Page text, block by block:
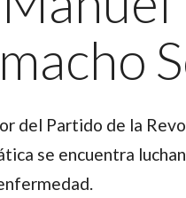
del Partido de la
se encuentra